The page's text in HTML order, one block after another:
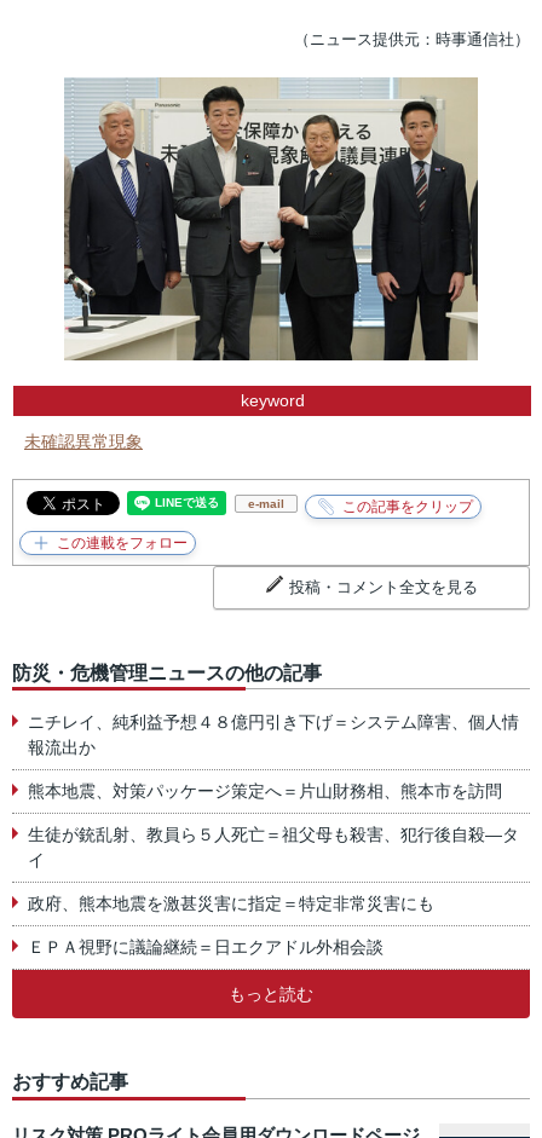
（ニュース提供元：時事通信社）
keyword
未確認異常現象
e-mail
投稿・コメント全文を見る
防災・危機管理ニュースの他の記事
ニチレイ、純利益予想４８億円引き下げ＝システム障害、個人情
報流出か
熊本地震、対策パッケージ策定へ＝片山財務相、熊本市を訪問
生徒が銃乱射、教員ら５人死亡＝祖父母も殺害、犯行後自殺―タ
イ
政府、熊本地震を激甚災害に指定＝特定非常災害にも
ＥＰＡ視野に議論継続＝日エクアドル外相会談
もっと読む
おすすめ記事